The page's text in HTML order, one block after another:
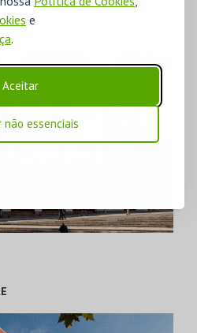
e
.
Aceitar
não essenciais